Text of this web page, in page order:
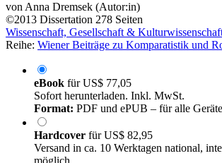
vonAnna Dremsek (Autor:in)
©2013 Dissertation 278 Seiten
Wissenschaft, Gesellschaft &
Reihe: Wiener Beiträge zu Komparatistik und
eBook fürUS$ 77,05
Sofort herunterladen. Inkl. MwSt.
Format: PDF und ePUB – für alle Geräte
Hardcover fürUS$ 82,95
Versand in ca. 10 Werktagen national,